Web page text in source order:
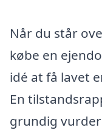
Når du står
købe en
idé at få lavet
En
grundig